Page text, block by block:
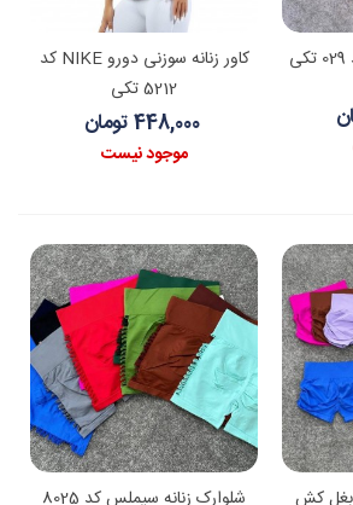
کاور زنانه سوزنی دورو NIKE کد
5212 تکی
448,000 تومان
موجود نیست
بغل کش
شلوارک زنانه سیملس کد 8025